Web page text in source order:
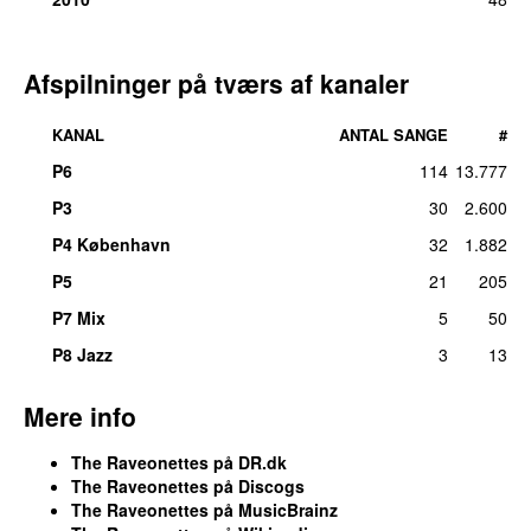
tirs 25. dec 2012
Forget That You’re Young
1
Ghost
1
Go Girl
1
tirs 15. feb 2022
Summer Ends
Afspilninger på tværs af kanaler
KANAL ANTAL SANGE #
P6 114 13.777
P3
30
2.600
P4 København
32
1.882
P5
21
205
P7 Mix
5
50
P8 Jazz
3 13
Mere info
The Raveonettes på DR.dk
The Raveonettes på Discogs
The Raveonettes på MusicBrainz